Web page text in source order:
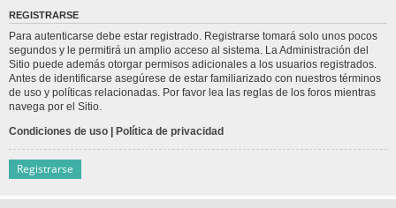
REGISTRARSE
Para autenticarse debe estar registrado. Registrarse tomará solo unos pocos
segundos y le permitirá un amplio acceso al sistema. La Administración del
Sitio puede además otorgar permisos adicionales a los usuarios registrados.
Antes de identificarse asegúrese de estar familiarizado con nuestros términos
de uso y políticas relacionadas. Por favor lea las reglas de los foros mientras
navega por el Sitio.
Condiciones de uso | Política de privacidad
Registrarse